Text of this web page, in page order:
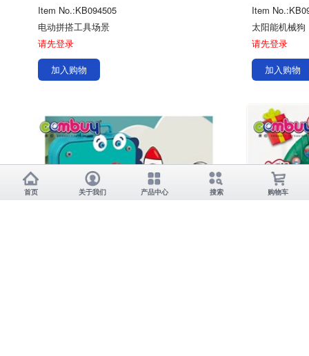
Item No.:KB094505
电动拼搭工具场景
请先登录
加入购物
Item
太阳能机械狗
请先登录
加入购物
首页 关于我们 产品中心 搜索 购物车